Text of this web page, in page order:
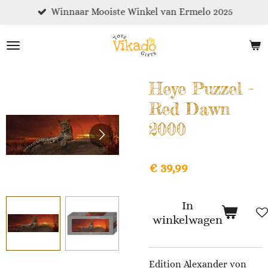
naar
Winnaar Mooiste Winkel van Ermelo 2025
Heye Puzzel -
Red Dawn
2000
€ 39,99
In
winkelwagen
Edition Alexander von